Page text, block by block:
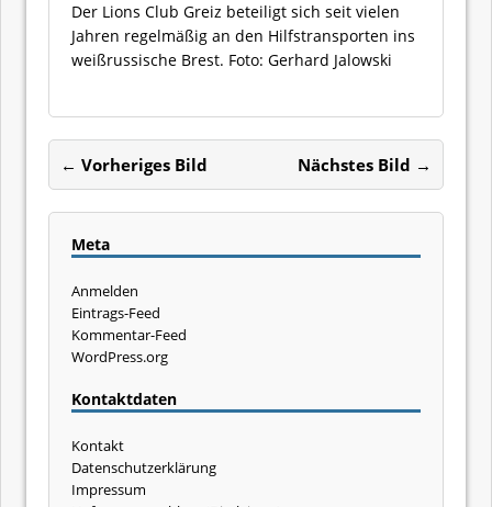
Der Lions Club Greiz beteiligt sich seit vielen
Jahren regelmäßig an den Hilfstransporten ins
weißrussische Brest. Foto: Gerhard Jalowski
← Vorheriges Bild Nächstes Bild →
Meta
Anmelden
Eintrags-Feed
Kommentar-Feed
WordPress.org
Kontaktdaten
Kontakt
Datenschutzerklärung
Impressum